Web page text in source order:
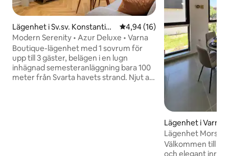
Lägenhet i Sv.sv. Konstantin i
Elena
4,94 av 5 i genomsnittligt
4,94 (16)
Modern Serenity • Azur Deluxe • Varna
Boutique-lägenhet med 1 sovrum för
upp till 3 gäster, belägen i en lugn
inhägnad semesteranläggning bara 100
meter från Svarta havets strand. Njut av
Lägenhet i Varna
Lägenhet Morska
Välkommen till
och elegant